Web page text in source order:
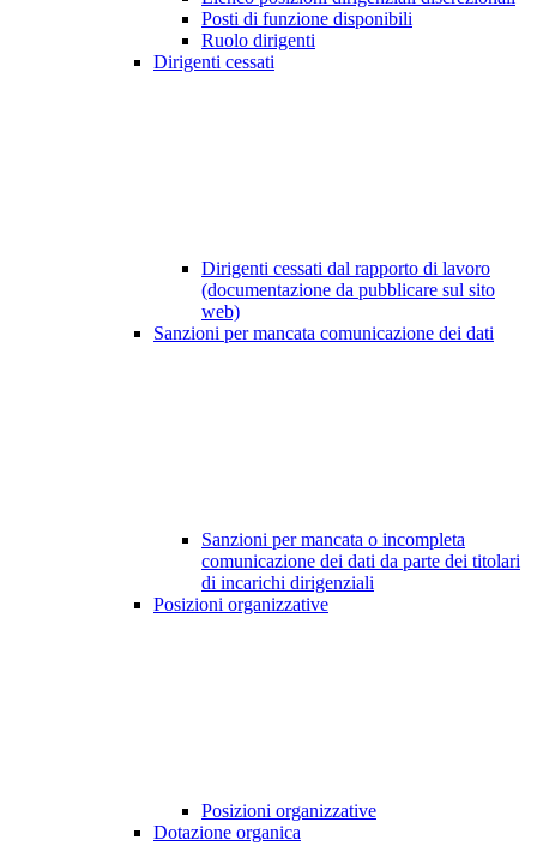
Posti di funzione disponibili
Ruolo dirigenti
Dirigenti cessati
Dirigenti cessati dal rapporto di lavoro
(documentazione da pubblicare sul sito
web)
Sanzioni per mancata comunicazione dei dati
Sanzioni per mancata o incompleta
comunicazione dei dati da parte dei titolari
di incarichi dirigenziali
Posizioni organizzative
Posizioni organizzative
Dotazione organica